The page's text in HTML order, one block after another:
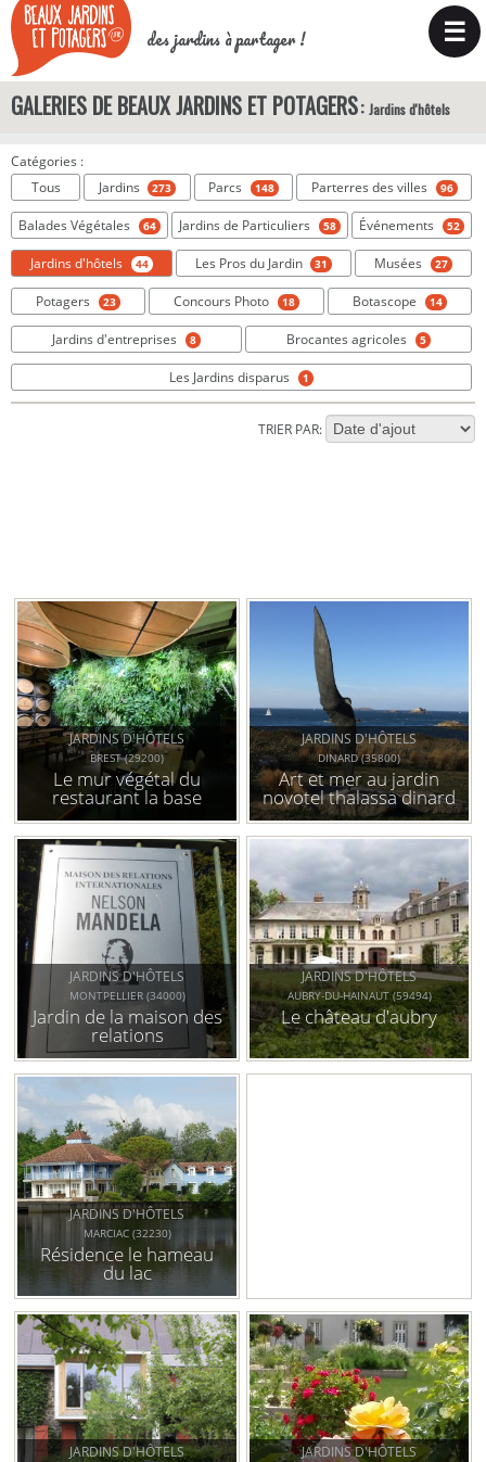
des jardins à partager ! ☰
GALERIES DE BEAUX JARDINS ET POTAGERS Jardins d'hôtels
Catégories :
Tous
Jardins 273 Parcs 148 Parterres des villes 96
Balades Végétales 64 Jardins de Particuliers 58 Événements 52
Jardins d'hôtels 44 Les Pros du Jardin 31 Musées 27
Potagers 23 Concours Photo 18 Botascope 14
Jardins d'entreprises 8 Brocantes agricoles 5
Les Jardins disparus 1
TRIER PAR:
JARDINS D'HÔTELS
BREST (29200)
Le mur végétal du
restaurant la base
JARDINS D'HÔTELS
DINARD (35800)
Art et mer au jardin
novotel thalassa dinard
JARDINS D'HÔTELS
MONTPELLIER (34000)
Jardin de la maison des
relations
internationales de
l'hôtel sully
JARDINS D'HÔTELS
AUBRY-DU-HAINAUT (59494)
Le château d'aubry
JARDINS D'HÔTELS
MARCIAC (32230)
Résidence le hameau
du lac
JARDINS D'HÔTELS JARDINS D'HÔTELS